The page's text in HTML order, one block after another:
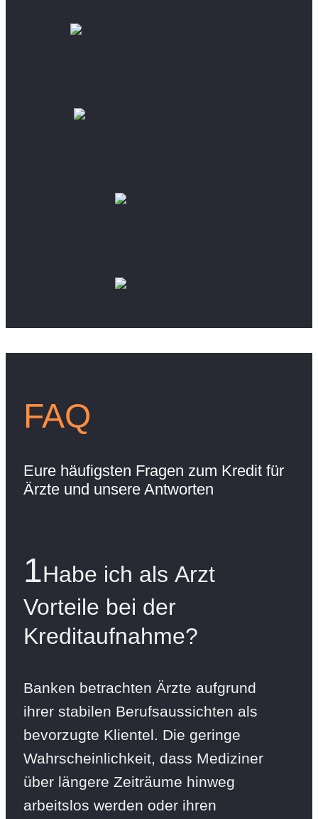
FAQ
Eure häufigsten Fragen zum Kredit für
Ärzte und unsere Antworten
1Habe ich als Arzt
Vorteile bei der
Kreditaufnahme?
Banken betrachten Ärzte aufgrund
ihrer stabilen Berufsaussichten als
bevorzugte Klientel. Die geringe
Wahrscheinlichkeit, dass Mediziner
über längere Zeiträume hinweg
arbeitslos werden oder ihren